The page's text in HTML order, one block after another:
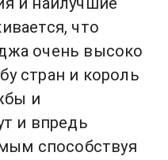
что
очень высоко
стран и король
и
и впредь
способствуя